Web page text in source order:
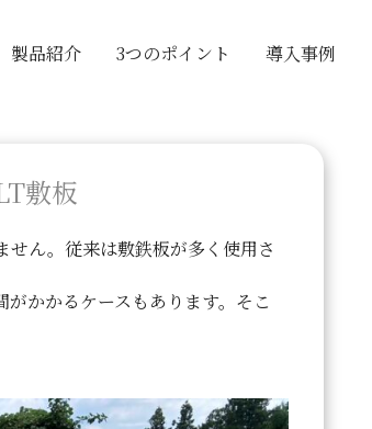
製品紹介 3つのポイント 導入事例
敷板
ん。従来は敷鉄板が多く使用さ
かかるケースもあります。そこ